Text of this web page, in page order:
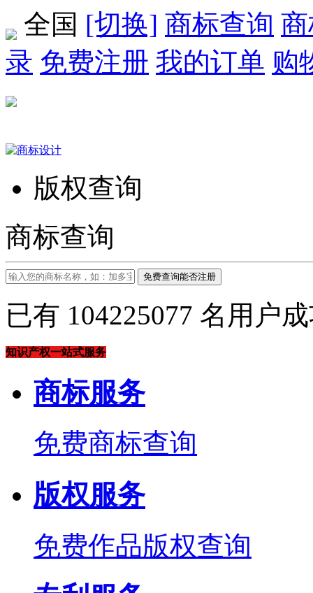
全国 [切换] 商标查询
录 免费注册 我的订单 购
版权查询
商标查询
免费查询能否注册
已有 104225077 名用户
知识产权一站式服务
商标服务
免费商标查询
版权服务
免费作品版权查询